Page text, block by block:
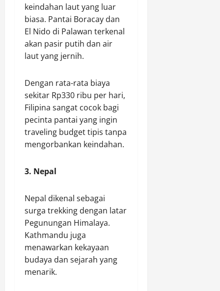
keindahan laut yang luar
biasa. Pantai Boracay dan
El Nido di Palawan terkenal
akan pasir putih dan air
laut yang jernih.
Dengan rata-rata biaya
sekitar Rp330 ribu per hari,
Filipina sangat cocok bagi
pecinta pantai yang ingin
traveling budget tipis tanpa
mengorbankan keindahan.
3. Nepal
Nepal dikenal sebagai
surga trekking dengan latar
Pegunungan Himalaya.
Kathmandu juga
menawarkan kekayaan
budaya dan sejarah yang
menarik.